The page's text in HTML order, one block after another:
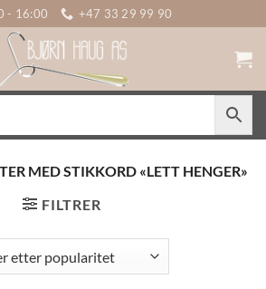
- 16:00 +47 33 29 99 90
MED STIKKORD «LETT HENGER»
FILTRER